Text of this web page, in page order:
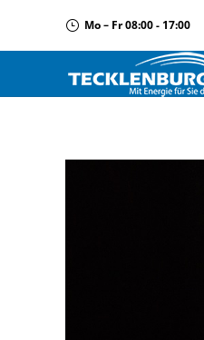
Mo – Fr 08:00 - 17:00